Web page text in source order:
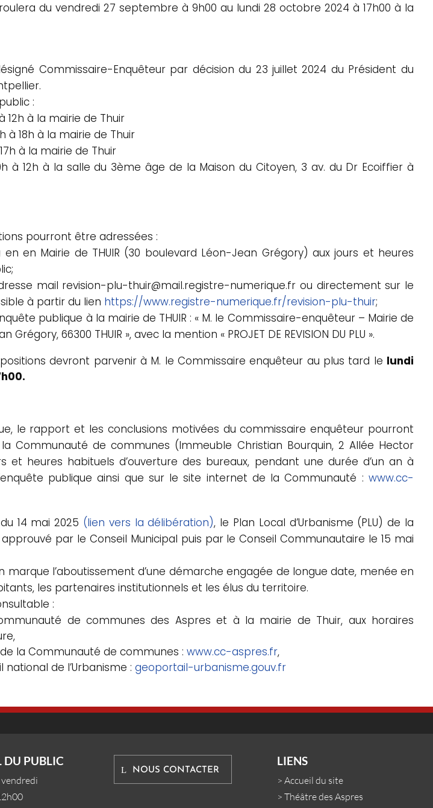
du vendredi 27 septembre à 9h00 au lundi 28 octobre 2024 à 17h00 à la
Commissaire-Enquêteur par décision du 23 juillet 2024 du Président du
:
12h à la mairie de Thuir
à 18h à la mairie de Thuir
à la mairie de Thuir
à 12h à la salle du 3ème âge de la Maison du Citoyen, 3 av. du Dr Ecoiffier à
pourront être adressées :
en Mairie de THUIR (30 boulevard Léon-Jean Grégory) aux jours et heures
mail revision-plu-thuir@mail.registre-numerique.fr ou directement sur le
à partir du lien https://www.registre-numerique.fr/revision-plu-thuir;
publique à la mairie de THUIR : « M. le Commissaire-enquêteur – Mairie de
Grégory, 66300 THUIR », avec la mention « PROJET DE REVISION DU PLU ».
devront parvenir à M. le Commissaire enquêteur au plus tard le lundi
le rapport et les conclusions motivées du commissaire enquêteur pourront
Communauté de communes (Immeuble Christian Bourquin, 2 Allée Hector
et heures habituels d’ouverture des bureaux, pendant une durée d’un an à
publique ainsi que sur le site internet de la Communauté : www.cc-
14 mai 2025 (lien vers la délibération), le Plan Local d’Urbanisme (PLU) de la
par le Conseil Municipal puis par le Conseil Communautaire le 15 mai
l’aboutissement d’une démarche engagée de longue date, menée en
les partenaires institutionnels et les élus du territoire.
:
de communes des Aspres et à la mairie de Thuir, aux horaires
la Communauté de communes : www.cc-aspres.fr,
de l’Urbanisme : geoportail-urbanisme.gouv.fr
DU PUBLIC
NOUS CONTACTER
LIENS
>Accueil du site
>Théâtre des Aspres